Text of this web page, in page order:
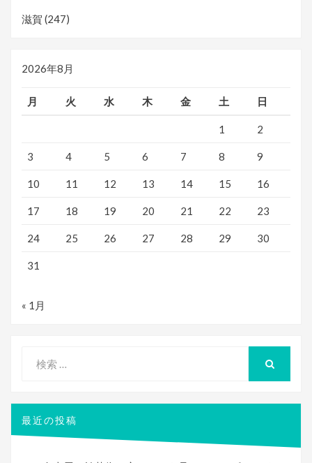
滋賀 (247)
2026年8月
月 火 水 木 金 土 日
1 2
3 4 5 6 7 8 9
10 11 12 13 14 15 16
17 18 19 20 21 22 23
24 25 26 27 28 29 30
31
« 1月
象:
最近の投稿